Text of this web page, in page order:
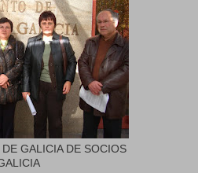
GALICIA DE SOCIOS